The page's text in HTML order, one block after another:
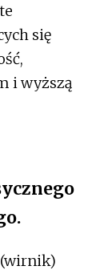
się
i wyższą
(wirnik)